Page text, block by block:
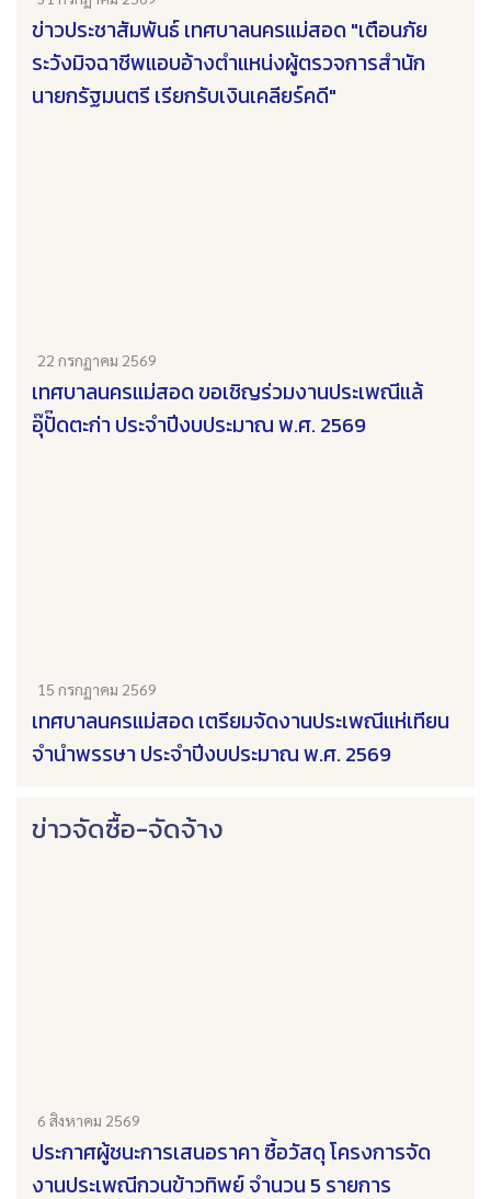
ข่าวประชาสัมพันธ์ เทศบาลนครแม่สอด "เตือนภัย
ระวังมิจฉาชีพแอบอ้างตำแหน่งผู้ตรวจการสำนัก
นายกรัฐมนตรี เรียกรับเงินเคลียร์คดี"
22 กรกฏาคม 2569
เทศบาลนครแม่สอด ขอเชิญร่วมงานประเพณีแล้
อุ๊ปั๊ดตะก่า ประจำปีงบประมาณ พ.ศ. 2569
15 กรกฏาคม 2569
เทศบาลนครแม่สอด เตรียมจัดงานประเพณีแห่เทียน
จำนำพรรษา ประจำปีงบประมาณ พ.ศ. 2569
ข่าวจัดซื้อ-จัดจ้าง
6 สิงหาคม 2569
ประกาศผู้ชนะการเสนอราคา ซื้อวัสดุ โครงการจัด
งานประเพณีกวนข้าวทิพย์ จำนวน 5 รายการ